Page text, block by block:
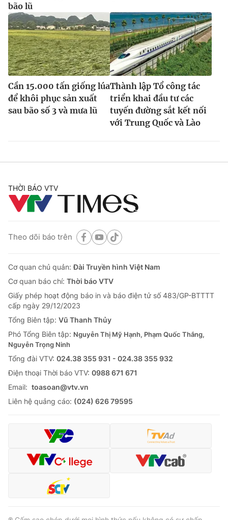
bão lũ
Cần 15.000 tấn giống lúa
để khôi phục sản xuất
sau bão số 3 và mưa lũ
Thành lập Tổ công tác
triển khai đầu tư các
tuyến đường sắt kết nối
với Trung Quốc và Lào
THỜI BÁO VTV
Theo dõi báo trên
Cơ quan chủ quản:Đài Truyền hình Việt Nam
Cơ quan báo chí: Thời báo VTV
Giấy phép hoạt động báo in và báo điện tử số 483/GP-BTTTT
cấp ngày 29/12/2023
Tổng Biên tập: Vũ Thanh Thủy
Phó Tổng Biên tập: Nguyễn Thị Mỹ Hạnh, Phạm Quốc Thắng,
Nguyễn Trọng Ninh
Tổng đài VTV: 024.38 355 931 - 024.38 355 932
Ðiện thoại Thời báo VTV: 0988 671 671
Email: toasoan@vtv.vn
Liên hệ quảng cáo: (024) 626 79595